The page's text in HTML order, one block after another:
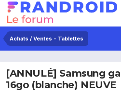
Achats / Ventes - Tablettes
[ANNULÉ] Samsung
16go (blanche) NEUVE